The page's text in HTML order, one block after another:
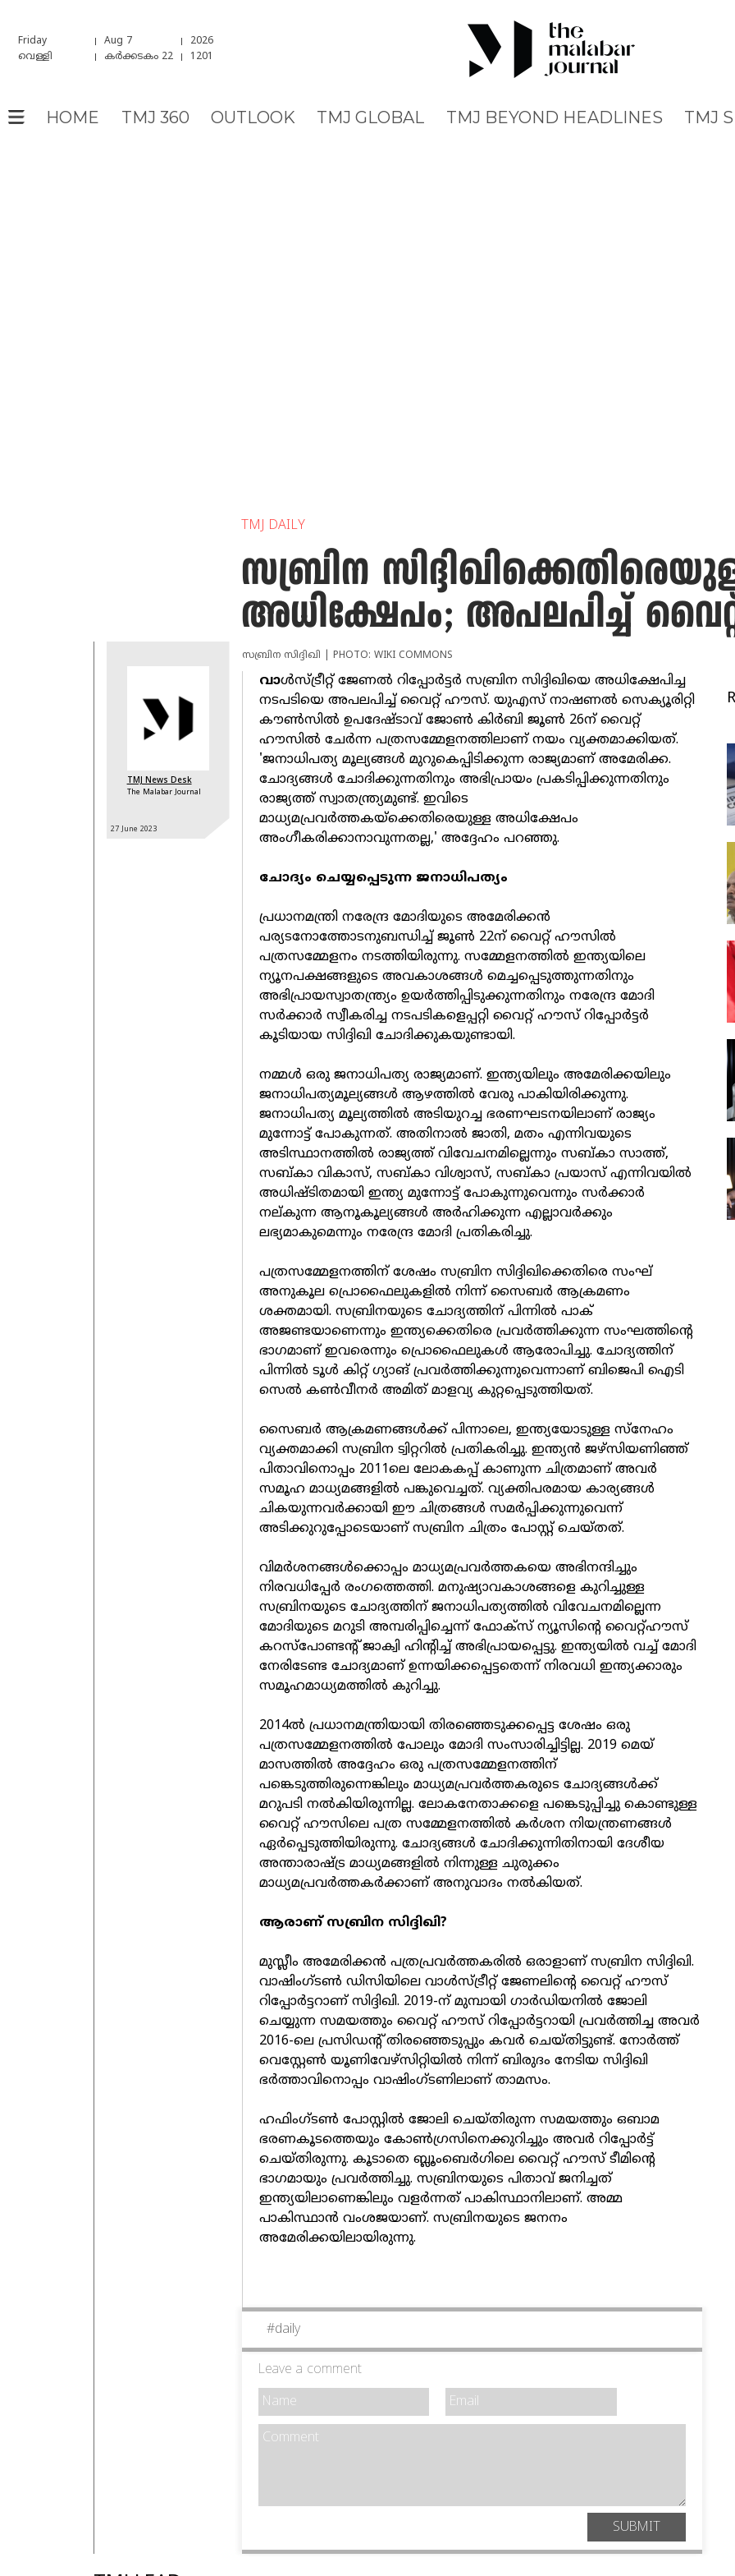
Friday Aug 7
2026
വെള്ളി
കർക്കടകം 22 1201
HOME TMJ 360 OUTLOOK TMJ GLOBAL TMJ BEYOND HEADLINES TMJ
TMJ DAILY
സബ്രിന
അധിക്ഷേപം; അപലപിച്ച്
TMJ News Desk
The Malabar Journal
27 June 2023
സബ്രിന സിദ്ദിഖി | PHOTO: WIKI COMMONS
വാൾസ്ട്രീറ്റ് ജേണൽ റിപ്പോർട്ടർ സബ്രിന സിദ്ദിഖിയെ അധിക്ഷേപിച്ച
നടപടിയെ അപലപിച്ച് വൈറ്റ് ഹൗസ്. യുഎസ് നാഷണൽ സെക്യൂരിറ്റി
കൗൺസിൽ ഉപദേഷ്ടാവ് ജോൺ കിർബി ജൂൺ 26ന് വൈറ്റ്
ഹൗസിൽ ചേർന്ന പത്രസമ്മേളനത്തിലാണ് നയം വ്യക്തമാക്കിയത്.
'ജനാധിപത്യ മൂല്യങ്ങൾ മുറുകെപ്പിടിക്കുന്ന രാജ്യമാണ് അമേരിക്ക.
ചോദ്യങ്ങൾ ചോദിക്കുന്നതിനും അഭിപ്രായം പ്രകടിപ്പിക്കുന്നതിനും
രാജ്യത്ത് സ്വാതന്ത്ര്യമുണ്ട്. ഇവിടെ
മാധ്യമപ്രവർത്തകയ്‌ക്കെതിരെയുള്ള അധിക്ഷേപം
അംഗീകരിക്കാനാവുന്നതല്ല,' അദ്ദേഹം പറഞ്ഞു.
ചോദ്യം ചെയ്യപ്പെടുന്ന ജനാധിപത്യം
പ്രധാനമന്ത്രി നരേന്ദ്ര മോദിയുടെ അമേരിക്കൻ
പര്യടനോത്തോടനുബന്ധിച്ച് ജൂൺ 22ന് വൈറ്റ് ഹൗസിൽ
പത്രസമ്മേളനം നടത്തിയിരുന്നു. സമ്മേളനത്തിൽ ഇന്ത്യയിലെ
ന്യൂനപക്ഷങ്ങളുടെ അവകാശങ്ങൾ മെച്ചപ്പെടുത്തുന്നതിനും
അഭിപ്രായസ്വാതന്ത്ര്യം ഉയർത്തിപ്പിടുക്കുന്നതിനും നരേന്ദ്ര മോദി
സർക്കാർ സ്വീകരിച്ച നടപടികളെപ്പറ്റി വൈറ്റ് ഹൗസ് റിപ്പോർട്ടർ
കൂടിയായ സിദ്ദിഖി ചോദിക്കുകയുണ്ടായി.
നമ്മൾ ഒരു ജനാധിപത്യ രാജ്യമാണ്. ഇന്ത്യയിലും അമേരിക്കയിലും
ജനാധിപത്യമൂല്യങ്ങൾ ആഴത്തിൽ വേരു പാകിയിരിക്കുന്നു.
ജനാധിപത്യ മൂല്യത്തിൽ അടിയുറച്ച ഭരണഘടനയിലാണ് രാജ്യം
മുന്നോട്ട് പോകുന്നത്. അതിനാൽ ജാതി, മതം എന്നിവയുടെ
അടിസ്ഥാനത്തിൽ രാജ്യത്ത് വിവേചനമില്ലെന്നും സബ്കാ സാത്ത്,
സബ്കാ വികാസ്, സബ്കാ വിശ്വാസ്, സബ്കാ പ്രയാസ് എന്നിവയിൽ
അധിഷ്ടിതമായി ഇന്ത്യ മുന്നോട്ട് പോകുന്നുവെന്നും സർക്കാർ
നല്കുന്ന ആനൂകൂല്യങ്ങൾ അർഹിക്കുന്ന എല്ലാവർക്കും
ലഭ്യമാകുമെന്നും നരേന്ദ്ര മോദി പ്രതികരിച്ചു.
പത്രസമ്മേളനത്തിന് ശേഷം സബ്രിന സിദ്ദിഖിക്കെതിരെ സംഘ്
അനുകൂല പ്രൊഫൈലുകളിൽ നിന്ന് സൈബർ ആക്രമണം
ശക്തമായി. സബ്രിനയുടെ ചോദ്യത്തിന് പിന്നിൽ പാക്
അജണ്ടയാണെന്നും ഇന്ത്യക്കെതിരെ പ്രവർത്തിക്കുന്ന സംഘത്തിന്റെ
ഭാഗമാണ് ഇവരെന്നും പ്രൊഫൈലുകൾ ആരോപിച്ചു. ചോദ്യത്തിന്
പിന്നിൽ ടൂൾ കിറ്റ് ഗ്യാങ് പ്രവർത്തിക്കുന്നുവെന്നാണ് ബിജെപി ഐടി
സെൽ കൺവീനർ അമിത് മാളവ്യ കുറ്റപ്പെടുത്തിയത്.
സൈബർ ആക്രമണങ്ങൾക്ക് പിന്നാലെ, ഇന്ത്യയോടുള്ള സ്‌നേഹം
വ്യക്തമാക്കി സബ്രിന ട്വിറ്ററിൽ പ്രതികരിച്ചു. ഇന്ത്യൻ ജഴ്‌സിയണിഞ്ഞ്
പിതാവിനൊപ്പം 2011ലെ ലോകകപ്പ് കാണുന്ന ചിത്രമാണ് അവർ
സമൂഹ മാധ്യമങ്ങളിൽ പങ്കുവെച്ചത്. വ്യക്തിപരമായ കാര്യങ്ങൾ
ചികയുന്നവർക്കായി ഈ ചിത്രങ്ങൾ സമർപ്പിക്കുന്നുവെന്ന്
അടിക്കുറുപ്പോടെയാണ് സബ്രിന ചിത്രം പോസ്റ്റ് ചെയ്തത്.
വിമർശനങ്ങൾക്കൊപ്പം മാധ്യമപ്രവർത്തകയെ അഭിനന്ദിച്ചും
നിരവധിപ്പേർ രംഗത്തെത്തി. മനുഷ്യാവകാശങ്ങളെ കുറിച്ചുള്ള
സബ്രിനയുടെ ചോദ്യത്തിന് ജനാധിപത്യത്തിൽ വിവേചനമില്ലെന്ന
മോദിയുടെ മറുടി അമ്പരിപ്പിച്ചെന്ന് ഫോക്‌സ് ന്യൂസിന്റെ വൈറ്റ്ഹൗസ്
കറസ്‌പോണ്ടന്റ് ജാക്വി ഹിന്റിച്ച് അഭിപ്രായപ്പെട്ടു. ഇന്ത്യയിൽ വച്ച് മോദി
നേരിടേണ്ട ചോദ്യമാണ് ഉന്നയിക്കപ്പെട്ടതെന്ന് നിരവധി ഇന്ത്യക്കാരും
സമൂഹമാധ്യമത്തിൽ കുറിച്ചു.
2014ൽ പ്രധാനമന്ത്രിയായി തിരഞ്ഞെടുക്കപ്പെട്ട ശേഷം ഒരു
പത്രസമ്മേളനത്തിൽ പോലും മോദി സംസാരിച്ചിട്ടില്ല. 2019 മെയ്
മാസത്തിൽ അദ്ദേഹം ഒരു പത്രസമ്മേളനത്തിന്
പങ്കെടുത്തിരുന്നെങ്കിലും മാധ്യമപ്രവർത്തകരുടെ ചോദ്യങ്ങൾക്ക്
മറുപടി നൽകിയിരുന്നില്ല. ലോകനേതാക്കളെ പങ്കെടുപ്പിച്ചു കൊണ്ടുള്ള
വൈറ്റ് ഹൗസിലെ പത്ര സമ്മേളനത്തിൽ കർശന നിയന്ത്രണങ്ങൾ
ഏർപ്പെടുത്തിയിരുന്നു. ചോദ്യങ്ങൾ ചോദിക്കുന്നിതിനായി ദേശീയ
അന്താരാഷ്ട്ര മാധ്യമങ്ങളിൽ നിന്നുള്ള ചുരുക്കം
മാധ്യമപ്രവർത്തകർക്കാണ് അനുവാദം നൽകിയത്.
ആരാണ് സബ്രിന സിദ്ദിഖി?
മുസ്ലീം അമേരിക്കൻ പത്രപ്രവർത്തകരിൽ ഒരാളാണ് സബ്രിന സിദ്ദിഖി.
വാഷിംഗ്ടൺ ഡിസിയിലെ വാൾസ്ട്രീറ്റ് ജേണലിന്റെ വൈറ്റ് ഹൗസ്
റിപ്പോർട്ടറാണ് സിദ്ദിഖി. 2019-ന് മുമ്പായി ഗാർഡിയനിൽ ജോലി
ചെയ്യുന്ന സമയത്തും വൈറ്റ് ഹൗസ് റിപ്പോർട്ടറായി പ്രവർത്തിച്ച അവർ
2016-ലെ പ്രസിഡന്റ് തിരഞ്ഞെടുപ്പും കവർ ചെയ്തിട്ടുണ്ട്. നോർത്ത്
വെസ്റ്റേൺ യൂണിവേഴ്സിറ്റിയിൽ നിന്ന് ബിരുദം നേടിയ സിദ്ദിഖി
ഭർത്താവിനൊപ്പം വാഷിംഗ്ടണിലാണ് താമസം.
ഹഫിംഗ്ടൺ പോസ്റ്റിൽ ജോലി ചെയ്തിരുന്ന സമയത്തും ഒബാമ
ഭരണകൂടത്തെയും കോൺഗ്രസിനെക്കുറിച്ചും അവർ റിപ്പോർട്ട്
ചെയ്തിരുന്നു. കൂടാതെ ബ്ലൂംബെർഗിലെ വൈറ്റ് ഹൗസ് ടീമിന്റെ
ഭാഗമായും പ്രവർത്തിച്ചു. സബ്രിനയുടെ പിതാവ് ജനിച്ചത്
ഇന്ത്യയിലാണെങ്കിലും വളർന്നത് പാകിസ്ഥാനിലാണ്. അമ്മ
പാകിസ്ഥാൻ വംശജയാണ്. സബ്രിനയുടെ ജനനം
അമേരിക്കയിലായിരുന്നു.
#daily
Leave a comment
SUBMIT